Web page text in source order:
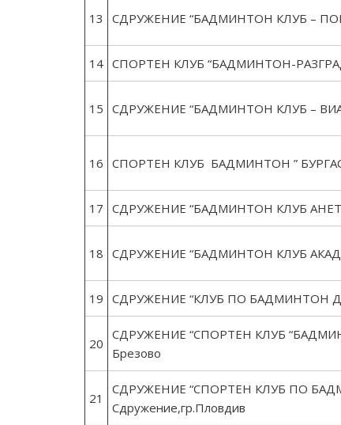
13 СДРУЖЕНИЕ “БАДМИНТОН КЛУБ –
14 СПОРТЕН КЛУБ “БАДМИНТОН-
15 СДРУЖЕНИЕ “БАДМИНТОН КЛУБ –
16 СПОРТЕН КЛУБ БАДМИНТОН ” БУРГАС”
17 СДРУЖЕНИЕ “БАДМИНТОН КЛУБ
18 СДРУЖЕНИЕ “БАДМИНТОН КЛУБ
19 СДРУЖЕНИЕ “КЛУБ ПО БАДМИНТОН
20
СДРУЖЕНИЕ “СПОРТЕН КЛУБ
Брезово
21
СДРУЖЕНИЕ “СПОРТЕН КЛУБ ПО
Сдружение,гр.Пловдив